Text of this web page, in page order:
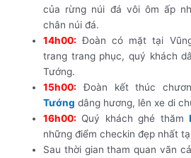
của rừng núi đá vôi ôm ấp
chân núi đá.
14h00: Đoàn có mặt tại
trang trang phục, quý khách
Tướng.
15h00: Đoàn kết thúc
Tướng dâng hương, lên xe di
16h00: Quý khách ghé thăm
những điểm checkin đẹp nhất
Sau thời gian tham quan vãn